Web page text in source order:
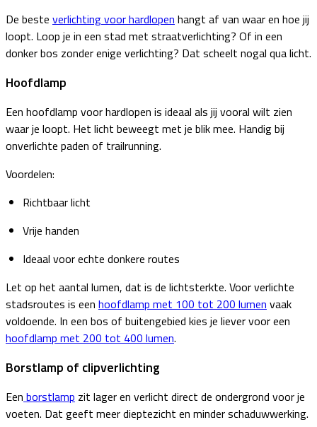
De beste verlichting voor hardlopen hangt af van waar en hoe jij
loopt. Loop je in een stad met straatverlichting? Of in een
donker bos zonder enige verlichting? Dat scheelt nogal qua licht.
Hoofdlamp
Een hoofdlamp voor hardlopen is ideaal als jij vooral wilt zien
waar je loopt. Het licht beweegt met je blik mee. Handig bij
onverlichte paden of trailrunning.
Voordelen:
Richtbaar licht
Vrije handen
Ideaal voor echte donkere routes
Let op het aantal lumen, dat is de lichtsterkte. Voor verlichte
stadsroutes is een hoofdlamp met 100 tot 200 lumen vaak
voldoende. In een bos of buitengebied kies je liever voor een
hoofdlamp met 200 tot 400 lumen.
Borstlamp of clipverlichting
Een borstlamp zit lager en verlicht direct de ondergrond voor je
voeten. Dat geeft meer dieptezicht en minder schaduwwerking.